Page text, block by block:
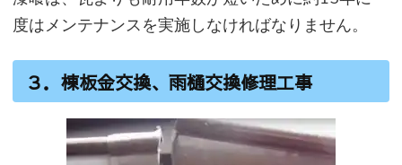
度はメンテナンスを実施しなければなりません。
３．棟板金交換、雨樋交換修理工事